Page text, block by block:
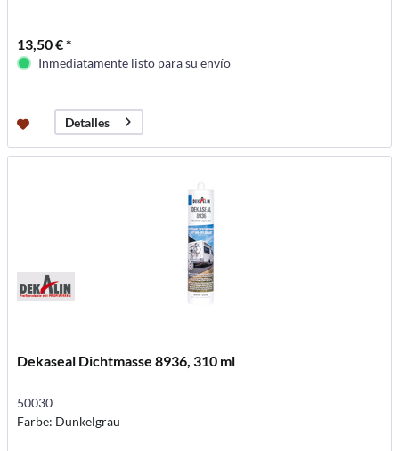
13,50 € *
Inmediatamente listo para su envío
Detalles
Dekaseal Dichtmasse 8936, 310 ml
50030
Farbe: Dunkelgrau